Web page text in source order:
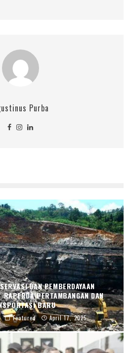
Purba
DAN PEMBERDAYAAN
RAPERDA PERTAMBANGAN DAN
BARU
Featured April 17, 2025